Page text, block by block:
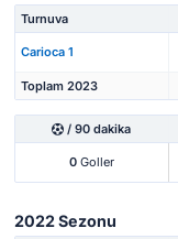
Turnuva
Carioca 1
Toplam 2023
/ 90 dakika
0Goller
2022 Sezonu